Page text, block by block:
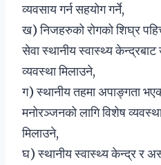
व्यवसाय गर्न सहयोग गर्ने,
ख) निजहरुको रोगको शिघ्र
सेवा स्थानीय स्वास्थ्य
व्यवस्था मिलाउने,
ग) स्थानीय तहमा अपाङ्गता
मनोरञ्जनको लागि विशेष
मिलाउने,
घ) स्थानीय स्वास्थ्य केन्द्र र